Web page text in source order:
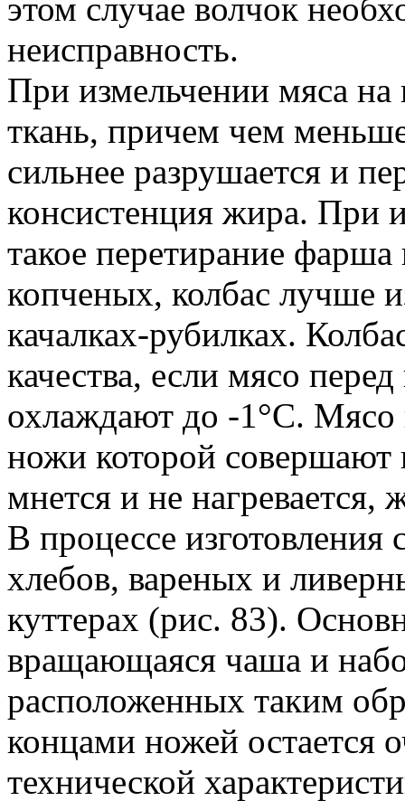
этом случае волчок
неисправность.
При измельчении мяса
ткань, причем чем
сильнее разрушается и
консистенция жира. При
такое перетирание
копченых, колбас лучше
качалках-рубилках.
качества, если мясо
охлаждают до -1°С. Мясо
ножи которой совершают
мнется и не нагревается,
В процессе изготовления
хлебов, вареных и
куттерах (рис. 83).
вращающаяся чаша и
расположенных таким
концами ножей остается
технической